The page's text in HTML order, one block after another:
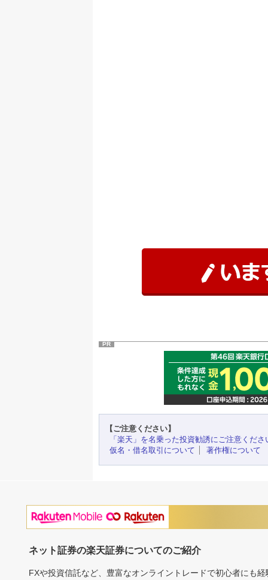
PR
【ご注意ください】
「楽天」を名乗った投資勧誘にご注意くださ
仮名・借名取引について
著作権について
ネット証券の楽天証券についてのご紹介
FXや投資信託など、豊富なオンライントレードで初心者にも